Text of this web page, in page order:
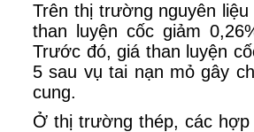
Trên thị trường nguyên
than luyện cốc giảm
Trước đó, giá than luyện
5 sau vụ tai nạn mỏ gây
cung.
Ở thị trường thép, các hợp